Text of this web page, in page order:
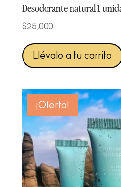
Desodorante natural 1
$25,000
Llévalo a tu carrito
¡Oferta!